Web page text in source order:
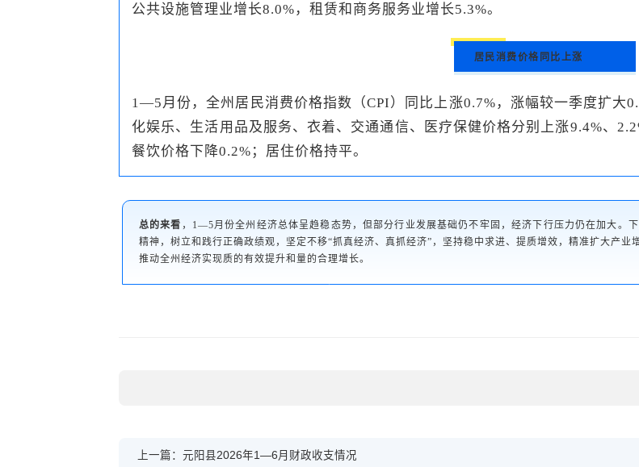
公共设施管理业增长8.0%，租赁和商务服务业增长5.3%。
居民消费价格同比上涨
1—5月份，全州居民消费价格指数（CPI）同比上涨0.7%，涨幅较一季度扩大
化娱乐、生活用品及服务、衣着、交通通信、医疗保健价格分别上涨9.4%、
餐饮价格下降0.2%；居住价格持平。
总的来看 ，1—5月份全州经济总体呈趋稳态势，但部分行业发展基础仍不牢固，经济下行压力仍在加大。
精神，树立和践行正确政绩观，坚定不移“抓真经济、真抓经济”，坚持稳中求进、提质增效，精准扩大产业
推动全州经济实现质的有效提升和量的合理增长。
上一篇：元阳县2026年1—6月财政收支情况